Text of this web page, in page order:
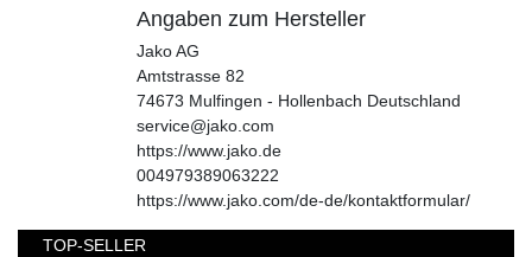
Angaben zum Hersteller
Jako AG
Amtstrasse 82
74673 Mulfingen - Hollenbach Deutschland
service@jako.com
https://www.jako.de
004979389063222
https://www.jako.com/de-de/kontaktformular/
TOP-SELLER